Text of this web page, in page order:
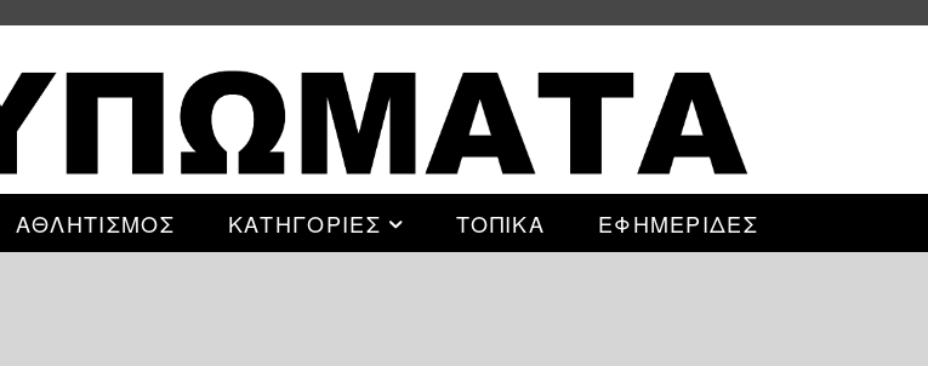
ΑΘΛΗΤΙΣΜΟΣ ΚΑΤΗΓΟΡΙΕΣ ΤΟΠΙΚΑ ΕΦΗΜΕΡΙΔΕΣ